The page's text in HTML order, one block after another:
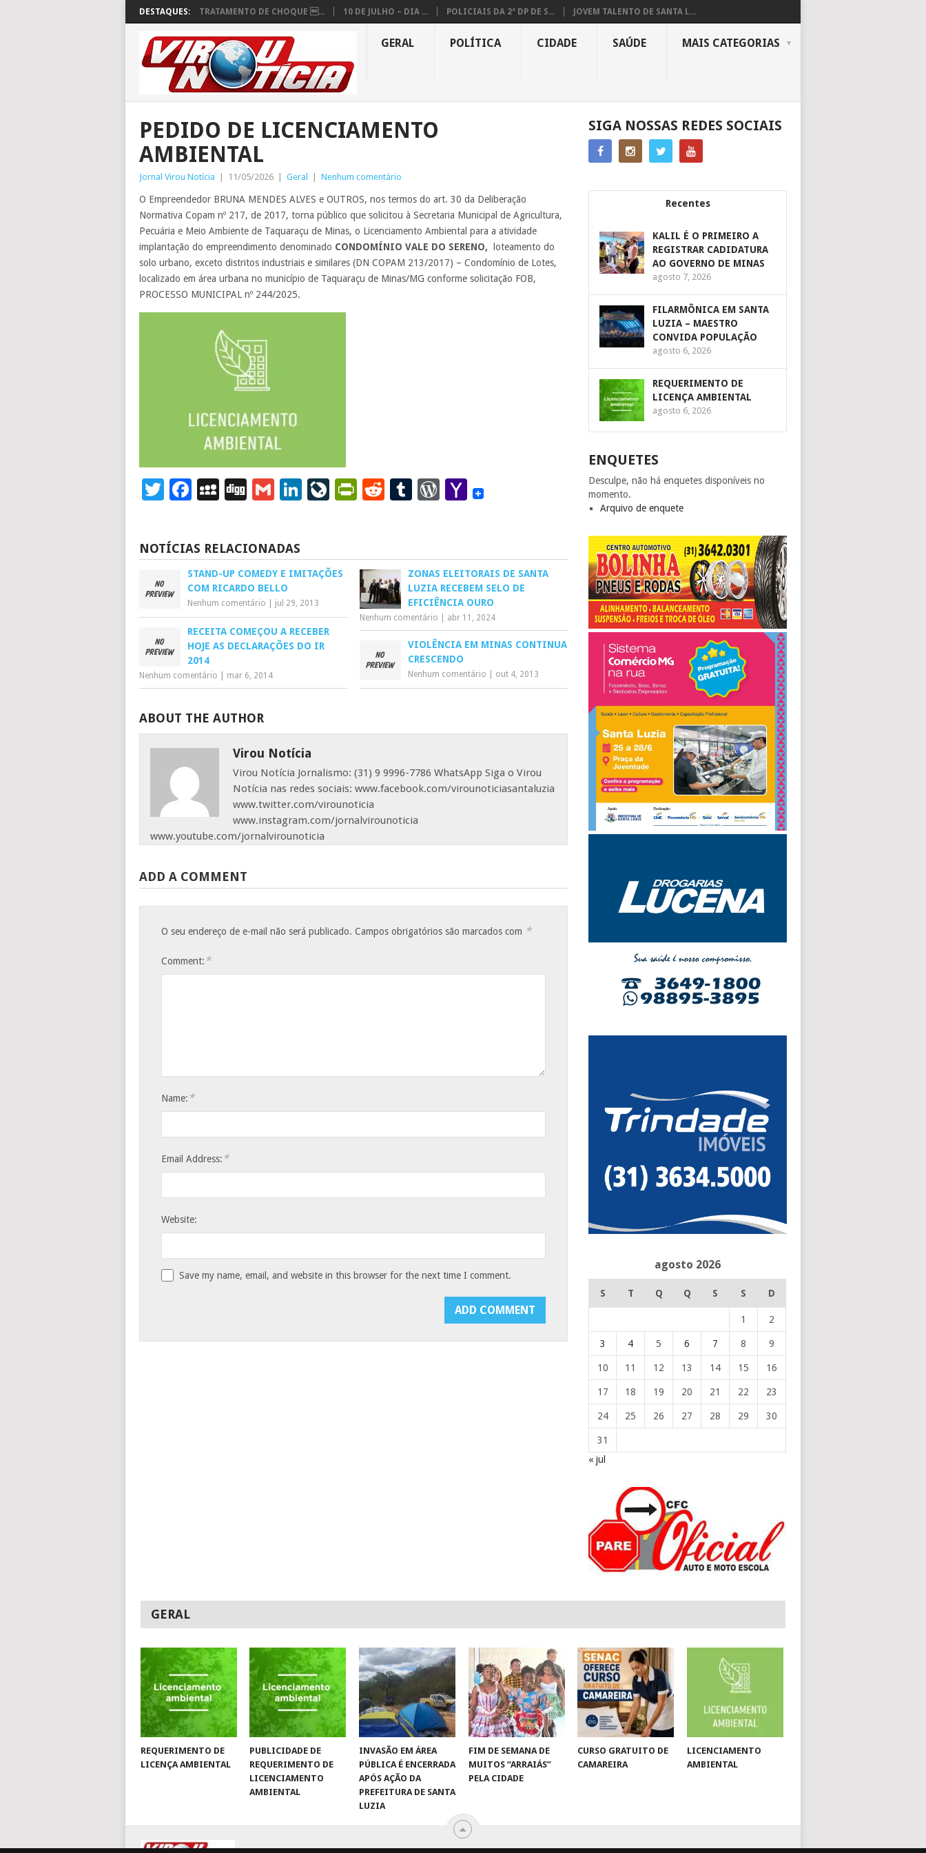
DESTAQUES: TRATAMENTO DE CHOQUE ... 10 DE JULHO – DIA ... POLICIAIS DA 2ª DP DE S... JOVEM TALENTO DE SANTA L...
GERAL POLÍTICA CIDADE SAÚDE MAIS CATEGORIAS
PEDIDO DE LICENCIAMENTO
AMBIENTAL
Jornal Virou Notícia 11/05/2026 Geral Nenhum comentário
O Empreendedor BRUNA MENDES ALVES e OUTROS, nos termos do art. 30 da Deliberação
Normativa Copam nº 217, de 2017, torna público que solicitou à Secretaria Municipal de Agricultura,
Pecuária e Meio Ambiente de Taquaraçu de Minas, o Licenciamento Ambiental para a atividade
implantação do empreendimento denominado CONDOMÍNIO VALE DO SERENO,
loteamento do
solo urbano, exceto distritos industriais e similares (DN COPAM 213/2017) – Condomínio de Lotes,
localizado em área urbana no município de Taquaraçu de Minas/MG conforme solicitação FOB,
PROCESSO MUNICIPAL nº 244/2025.
Twitter
Facebook
MySpace
DiggGmailLinkedIn
LiveJournal
PrintFriendly
RedditTumblr
WordPress
Yahoo
NOTÍCIAS RELACIONADAS
STAND-UP COMEDY E IMITAÇÕES
COM RICARDO BELLO
Nenhum comentário jul 29, 2013
ZONAS ELEITORAIS DE SANTA
LUZIA RECEBEM SELO DE
EFICIÊNCIA OURO
Nenhum comentário abr 11, 2024
RECEITA COMEÇOU A RECEBER
HOJE AS DECLARAÇÕES DO IR
2014
Nenhum comentário mar 6, 2014
VIOLÊNCIA EM MINAS CONTINUA
CRESCENDO
Nenhum comentário out 4, 2013
ABOUT THE AUTHOR
Virou Notícia
Virou Notícia Jornalismo: (31) 9 9996-7786 WhatsApp Siga o Virou
Notícia nas redes sociais: www.facebook.com/virounoticiasantaluzia
www.twitter.com/virounoticia
www.instagram.com/jornalvirounoticia
www.youtube.com/jornalvirounoticia
ADD A COMMENT
O seu endereço de e-mail não será publicado. Campos obrigatórios são marcados com *
Comment: *
Name: *
Email Address: *
Website:
Save my name, email, and website in this browser for the next time I comment.
SIGA NOSSAS REDES SOCIAIS
Recentes
KALIL É O PRIMEIRO A
REGISTRAR CADIDATURA
AO GOVERNO DE MINAS
agosto 7, 2026
FILARMÔNICA EM SANTA
LUZIA – MAESTRO
CONVIDA POPULAÇÃO
agosto 6, 2026
REQUERIMENTO DE
LICENÇA AMBIENTAL
agosto 6, 2026
ENQUETES
Desculpe, não há enquetes disponíveis no
momento.
Arquivo de enquete
agosto 2026
S T Q Q S S D
1 2
3 4 5 6 7 8 9
10 11 12 13 14 15 16
17 18 19 20 21 22 23
24 25 26 27 28 29 30
31
« jul
GERAL
REQUERIMENTO DE
LICENÇA AMBIENTAL
PUBLICIDADE DE
REQUERIMENTO DE
LICENCIAMENTO
AMBIENTAL
INVASÃO EM ÁREA
PÚBLICA É ENCERRADA
APÓS AÇÃO DA
PREFEITURA DE SANTA
LUZIA
FIM DE SEMANA DE
MUITOS “ARRAIÁS”
PELA CIDADE
CURSO GRATUITO DE
CAMAREIRA
LICENCIAMENTO
AMBIENTAL